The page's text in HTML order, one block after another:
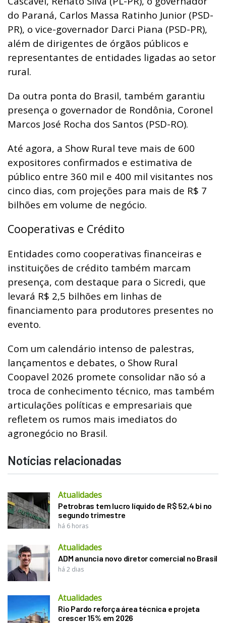
do Paraná, Carlos Massa Ratinho Junior (PSD-
PR), o vice-governador Darci Piana (PSD-PR),
além de dirigentes de órgãos públicos e
representantes de entidades ligadas ao setor
rural.
Da outra ponta do Brasil, também garantiu
presença o governador de Rondônia, Coronel
Marcos José Rocha dos Santos (PSD-RO).
Até agora, a Show Rural teve mais de 600
expositores confirmados e estimativa de
público entre 360 mil e 400 mil visitantes nos
cinco dias, com projeções para mais de R$ 7
bilhões em volume de negócio.
Cooperativas e Crédito
Entidades como cooperativas financeiras e
instituições de crédito também marcam
presença, com destaque para o Sicredi, que
levará R$ 2,5 bilhões em linhas de
financiamento para produtores presentes no
evento.
Com um calendário intenso de palestras,
lançamentos e debates, o Show Rural
Coopavel 2026 promete consolidar não só a
troca de conhecimento técnico, mas também
articulações políticas e empresariais que
refletem os rumos mais imediatos do
agronegócio no Brasil.
Notícias relacionadas
Atualidades
Petrobras tem lucro líquido de R$ 52,4 bi no
segundo trimestre
há 6 horas
Atualidades
ADM anuncia novo diretor comercial no Brasil
há 2 dias
Atualidades
Rio Pardo reforça área técnica e projeta
crescer 15% em 2026